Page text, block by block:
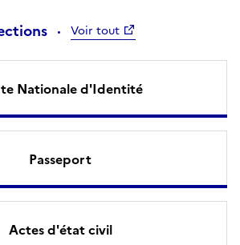
Voir tout
Nationale d'Identité
Passeport
Actes d'état civil